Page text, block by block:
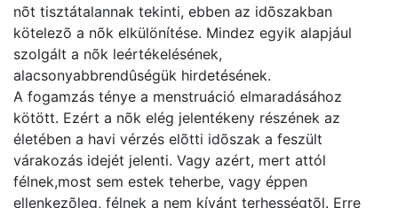
nõt tisztátalannak tekinti, ebben az idõszakban
kötelezõ a nõk elkülönítése. Mindez egyik alapjául
szolgált a nõk leértékelésének,
alacsonyabbrendûségük hirdetésének.
A fogamzás ténye a menstruáció elmaradásához
kötött. Ezért a nõk elég jelentékeny részének az
életében a havi vérzés elõtti idõszak a feszült
várakozás idejét jelenti. Vagy azért, mert attól
félnek,most sem estek teherbe, vagy éppen
ellenkezõleg, félnek a nem kívánt terhességtõl. Erre